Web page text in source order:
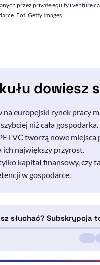
przez private equity i venture
Fot. Getty Images
dowiesz
na europejski rynek pracy
niż cała gospodarka.
i VC tworzą nowe miejsca
ich największy przyrost.
kapitał finansowy, czy
w gospodarce.